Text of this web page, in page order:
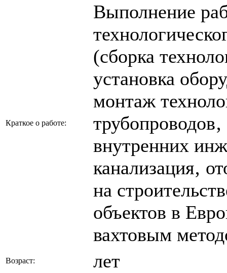
Краткое о работе:
Выполнение
(сборка
установка
монтаж
внутренних
канализация‚
на
объектов в
вахтовым
Возраст: лет